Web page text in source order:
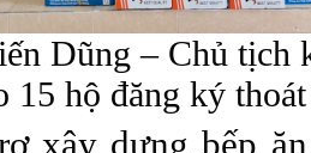
Dũng – Chủ tịch
15 hộ đăng ký
xây dựng bếp